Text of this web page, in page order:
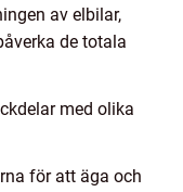
av elbilar,
de totala
med olika
för att äga och